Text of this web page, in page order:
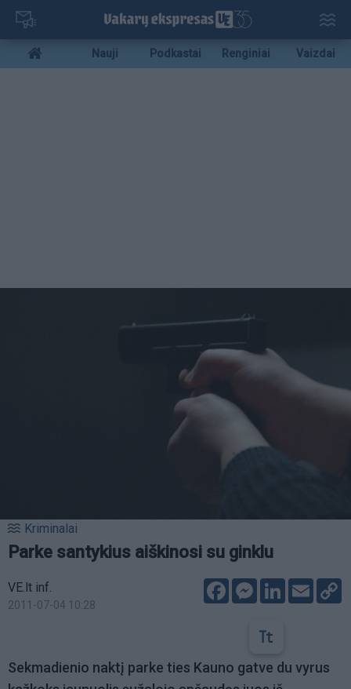
Pereiti
pagrindinį
turinį
Mobile
menu
Nauji Podkastai Renginiai Vaizdai
Kriminalai
Parke santykius aiškinosi su ginklu
VE.lt inf.
2011-07-04 10:28
FacebookMessenger
LinkedIn
Email
Sekmadienio naktį parke ties Kauno gatve du vyrus